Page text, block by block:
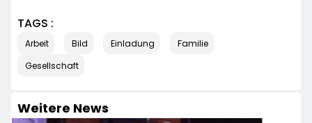
TAGS :
Arbeit Bild Einladung
Familie
Gesellschaft
Weitere News